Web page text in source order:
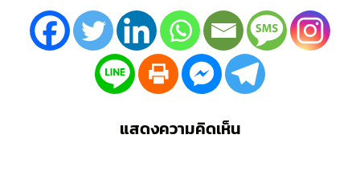
แสดงความคิดเห็น